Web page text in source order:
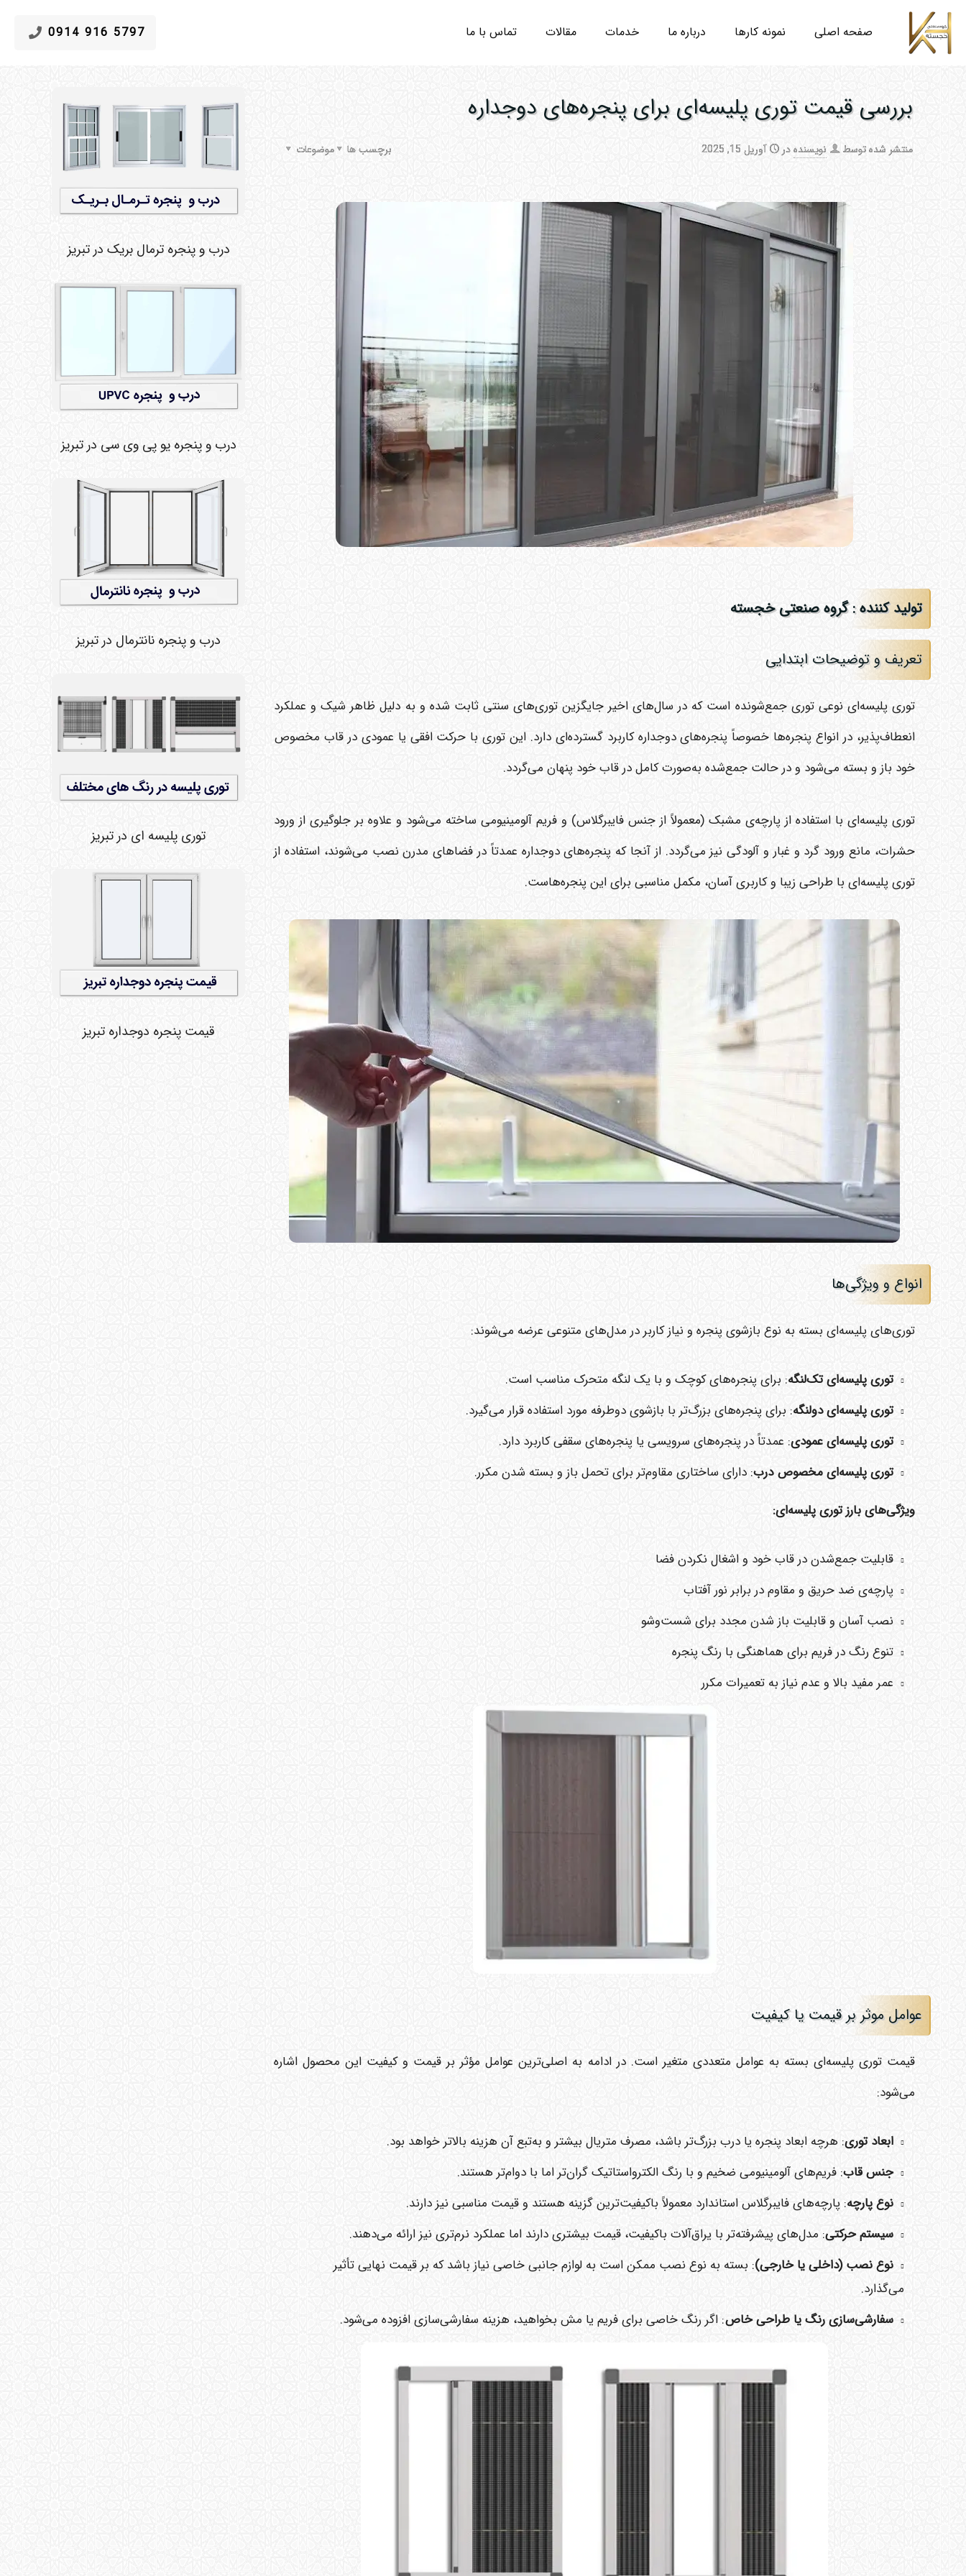
صفحه اصلی نمونه کارها درباره ما خدمات مقالات تماس با ما 5797 916 0914
بررسی قیمت توری پلیسه‌ای برای پنجره‌های دوجداره
منتشر شده توسط نویسندهدر آوریل 15, 2025 موضوعات برچسب ها
تولید کننده : گروه صنعتی خجسته
تعریف و توضیحات ابتدایی
توری پلیسه‌ای نوعی توری جمع‌شونده است که در سال‌های اخیر جایگزین توری‌های سنتی ثابت شده و به دلیل ظاهر شیک و عملکرد
انعطاف‌پذیر، در انواع پنجره‌ها خصوصاً پنجره‌های دوجداره کاربرد گسترده‌ای دارد. این توری با حرکت افقی یا عمودی در قاب مخصوص
خود باز و بسته می‌شود و در حالت جمع‌شده به‌صورت کامل در قاب خود پنهان می‌گردد.
توری پلیسه‌ای با استفاده از پارچه‌ی مشبک (معمولاً از جنس فایبرگلاس) و فریم آلومینیومی ساخته می‌شود و علاوه بر جلوگیری از ورود
حشرات، مانع ورود گرد و غبار و آلودگی نیز می‌گردد. از آنجا که پنجره‌های دوجداره عمدتاً در فضاهای مدرن نصب می‌شوند، استفاده از
توری پلیسه‌ای با طراحی زیبا و کاربری آسان، مکمل مناسبی برای این پنجره‌هاست.
انواع و ویژگی‌ها
توری‌های پلیسه‌ای بسته به نوع بازشوی پنجره و نیاز کاربر در مدل‌های متنوعی عرضه می‌شوند:
توری پلیسه‌ای تک‌لنگه: برای پنجره‌های کوچک و با یک لنگه متحرک مناسب است.
توری پلیسه‌ای دولنگه: برای پنجره‌های بزرگ‌تر با بازشوی دوطرفه مورد استفاده قرار می‌گیرد.
توری پلیسه‌ای عمودی: عمدتاً در پنجره‌های سرویسی یا پنجره‌های سقفی کاربرد دارد.
توری پلیسه‌ای مخصوص درب: دارای ساختاری مقاوم‌تر برای تحمل باز و بسته شدن مکرر.
ویژگی‌های بارز توری پلیسه‌ای:
قابلیت جمع‌شدن در قاب خود و اشغال نکردن فضا
پارچه‌ی ضد حریق و مقاوم در برابر نور آفتاب
نصب آسان و قابلیت باز شدن مجدد برای شست‌وشو
تنوع رنگ در فریم برای هماهنگی با رنگ پنجره
عمر مفید بالا و عدم نیاز به تعمیرات مکرر
عوامل موثر بر قیمت یا کیفیت
قیمت توری پلیسه‌ای بسته به عوامل متعددی متغیر است. در ادامه به اصلی‌ترین عوامل مؤثر بر قیمت و کیفیت این محصول اشاره
می‌شود:
ابعاد توری: هرچه ابعاد پنجره یا درب بزرگ‌تر باشد، مصرف متریال بیشتر و به‌تبع آن هزینه بالاتر خواهد بود.
جنس قاب: فریم‌های آلومینیومی ضخیم و با رنگ الکترواستاتیک گران‌تر اما با دوام‌تر هستند.
نوع پارچه: پارچه‌های فایبرگلاس استاندارد معمولاً باکیفیت‌ترین گزینه هستند و قیمت مناسبی نیز دارند.
سیستم حرکتی: مدل‌های پیشرفته‌تر با یراق‌آلات باکیفیت، قیمت بیشتری دارند اما عملکرد نرم‌تری نیز ارائه می‌دهند.
نوع نصب (داخلی یا خارجی): بسته به نوع نصب ممکن است به لوازم جانبی خاصی نیاز باشد که بر قیمت نهایی تأثیر
می‌گذارد.
سفارشی‌سازی رنگ یا طراحی خاص: اگر رنگ خاصی برای فریم یا مش بخواهید، هزینه سفارشی‌سازی افزوده می‌شود.
درب و پنجره ترمال بریک در تبریز
درب و پنجره یو پی وی سی در تبریز
درب و پنجره نانترمال در تبریز
توری پلیسه ای در تبریز
قیمت پنجره دوجداره تبریز